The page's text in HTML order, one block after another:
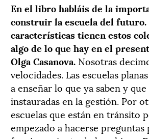
En el libro habláis de la
construir la escuela del futuro.
características tienen estos
algo de lo que hay en el
Olga Casanova. Nosotras
velocidades. Las escuelas
a enseñar lo que ya saben y que
instauradas en la gestión. Por
escuelas que están en tránsito
empezado a hacerse